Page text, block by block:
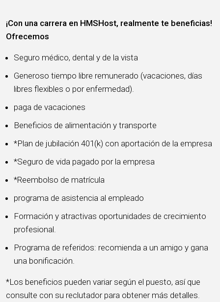
¡Con una carrera en HMSHost, realmente te beneficias!
Ofrecemos
Seguro médico, dental y de la vista
Generoso tiempo libre remunerado (vacaciones, días
libres flexibles o por enfermedad).
paga de vacaciones
Beneficios de alimentación y transporte
*Plan de jubilación 401(k) con aportación de la empresa
*Seguro de vida pagado por la empresa
*Reembolso de matrícula
programa de asistencia al empleado
Formación y atractivas oportunidades de crecimiento
profesional.
Programa de referidos: recomienda a un amigo y gana
una bonificación.
*Los beneficios pueden variar según el puesto, así que
consulte con su reclutador para obtener más detalles.